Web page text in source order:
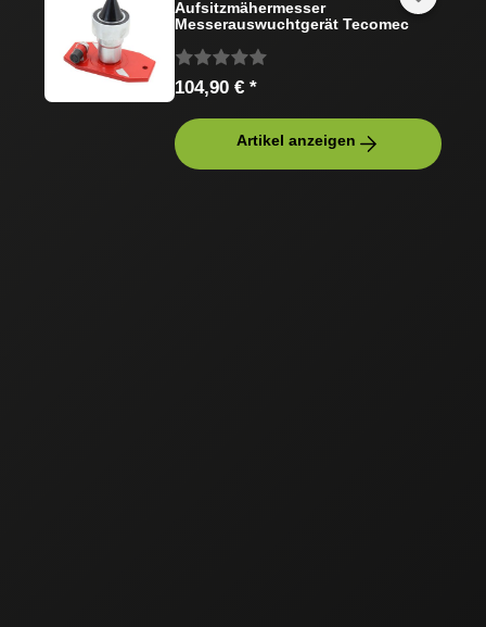
Aufsitzmähermesser
Messerauswuchtgerät Tecomec
104,90 € *
Artikel anzeigen